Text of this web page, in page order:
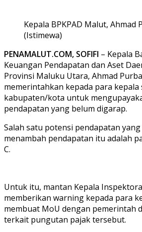
Kepala BPKPAD Malut, Ahmad
(Istimewa)
PENAMALUT.COM, SOFIFI – Kepala
Keuangan Pendapatan dan Aset
Provinsi Maluku Utara, Ahmad
memerintahkan kepada para kepala
kabupaten/kota untuk
pendapatan yang belum digarap.
Salah satu potensi pendapatan
menambah pendapatan itu adalah
C.
Untuk itu, mantan Kepala
memberikan warning kepada para
membuat MoU dengan pemerintah
terkait pungutan pajak tersebut.